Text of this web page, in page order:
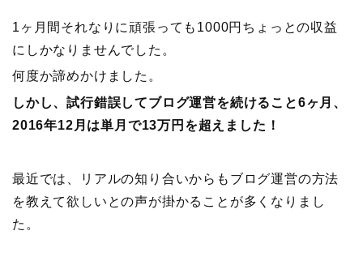
1ヶ月間それなりに頑張っても1000円ちょっとの収益
にしかなりませんでした。
何度か諦めかけました。
しかし、試行錯誤してブログ運営を続けること6ヶ月、
2016年12月は単月で13万円を超えました！
最近では、リアルの知り合いからもブログ運営の方法
を教えて欲しいとの声が掛かることが多くなりまし
た。